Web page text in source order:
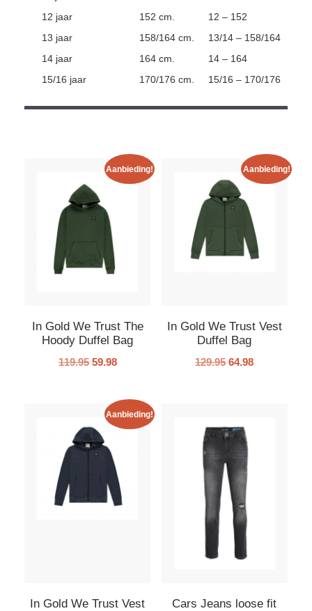
12 jaar
152 cm.
12 – 152
13 jaar
158/164 cm.
13/14 – 158/164
14 jaar
164 cm.
14 – 164
15/16 jaar
170/176 cm. 15/16 – 170/176
Aanbieding!
In Gold We Trust The
Hoody Duffel Bag
119.95 59.98
Aanbieding!
In Gold We Trust Vest
Duffel Bag
129.95 64.98
Aanbieding!
In Gold We Trust Vest
Cars Jeans loose fit